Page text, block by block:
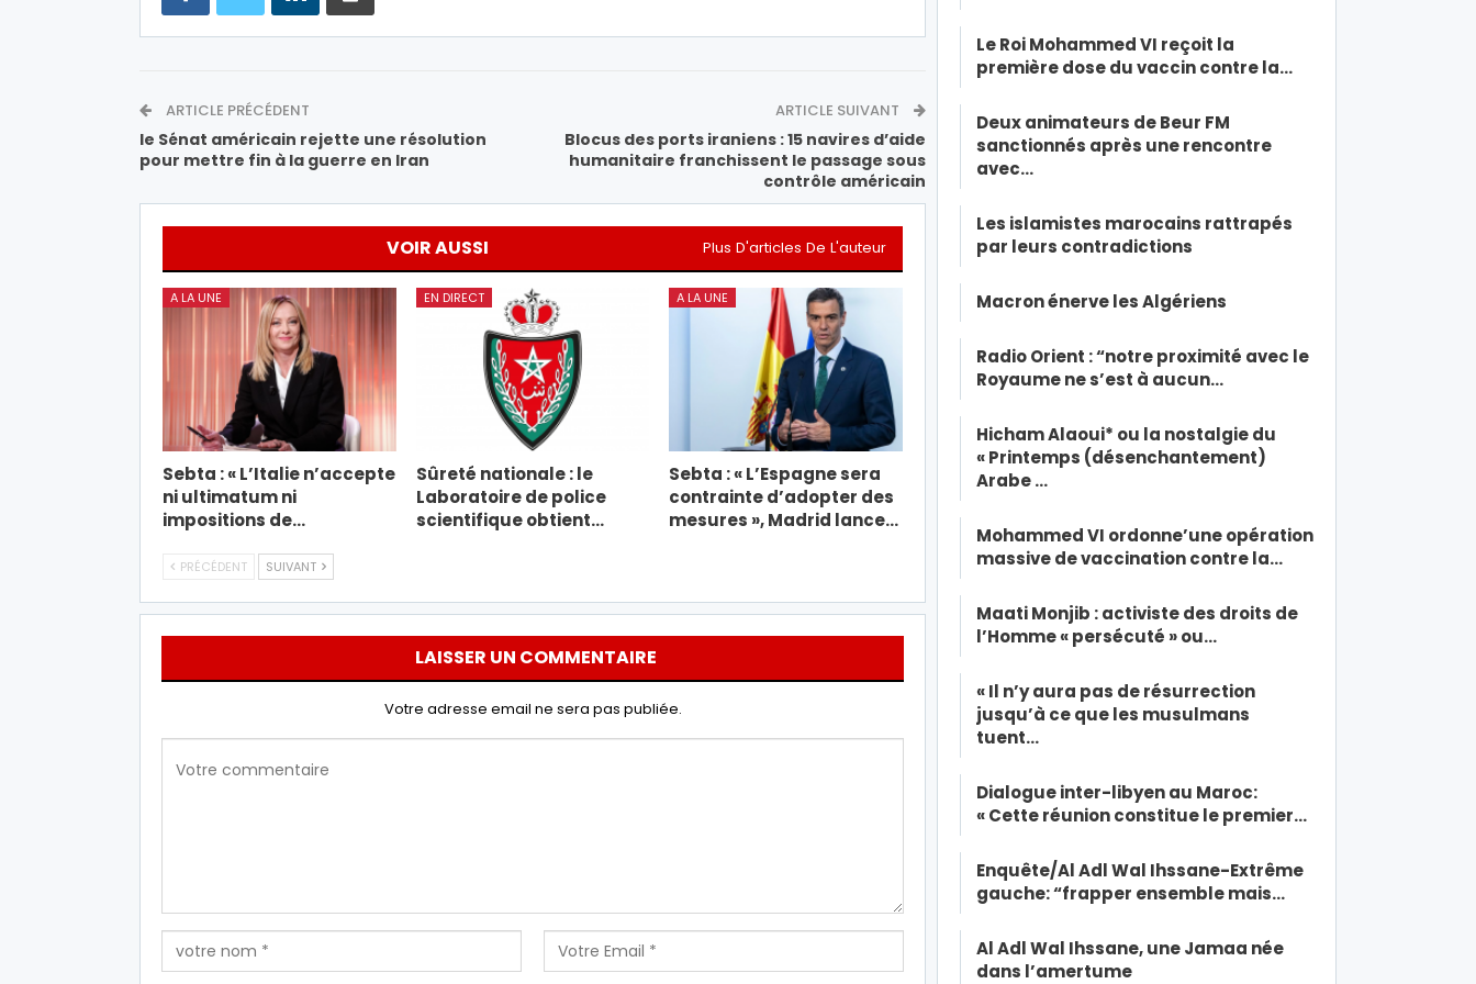
ARTICLE PRÉCÉDENT
le Sénat américain rejette une résolution
pour mettre fin à la guerre en Iran
ARTICLE SUIVANT
Blocus des ports iraniens : 15 navires d’aide
humanitaire franchissent le passage sous
contrôle américain
VOIR AUSSI Plus D'articles De L'auteur
A LA UNE
Sebta : « L’Italie n’accepte
ni ultimatum ni
impositions de…
EN DIRECT
Sûreté nationale : le
Laboratoire de police
scientifique obtient…
A LA UNE
Sebta : « L’Espagne sera
contrainte d’adopter des
mesures », Madrid lance…
PRÉCÉDENT SUIVANT
LAISSER UN COMMENTAIRE
Votre adresse email ne sera pas publiée.
Le Roi Mohammed VI reçoit la
première dose du vaccin contre la…
Deux animateurs de Beur FM
sanctionnés après une rencontre
avec…
Les islamistes marocains rattrapés
par leurs contradictions
Macron énerve les Algériens
Radio Orient : “notre proximité avec le
Royaume ne s’est à aucun…
Hicham Alaoui* ou la nostalgie du
« Printemps (désenchantement)
Arabe …
Mohammed VI ordonne’une opération
massive de vaccination contre la…
Maati Monjib : activiste des droits de
l’Homme « persécuté » ou…
« Il n’y aura pas de résurrection
jusqu’à ce que les musulmans
tuent…
Dialogue inter-libyen au Maroc:
« Cette réunion constitue le premier…
Enquête/Al Adl Wal Ihssane-Extrême
gauche: “frapper ensemble mais…
Al Adl Wal Ihssane, une Jamaa née
dans l’amertume